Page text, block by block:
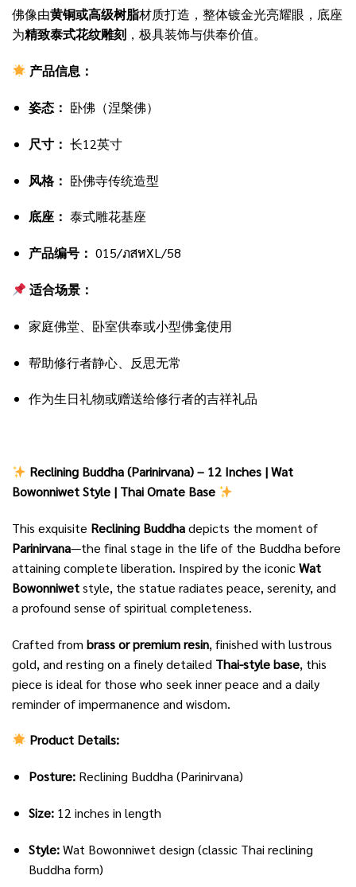
佛像由黄铜或高级树脂材质打造，整体镀金光亮耀眼，底座
为精致泰式花纹雕刻 ，极具装饰与供奉价值。
产品信息：
姿态： 卧佛（涅槃佛）
尺寸： 长12英寸
风格： 卧佛寺传统造型
底座： 泰式雕花基座
产品编号： 015/ภสหXL/58
适合场景：
家庭佛堂、卧室供奉或小型佛龛使用
帮助修行者静心、反思无常
作为生日礼物或赠送给修行者的吉祥礼品
Reclining Buddha (Parinirvana) – 12 Inches | Wat
Bowonniwet Style | Thai Ornate Base
This exquisite Reclining Buddhadepicts the moment of
Parinirvana—the final stage in the life of the Buddha before
attaining complete liberation. Inspired by the iconicWat
Bowonniwetstyle, the statue radiates peace, serenity, and
a profound sense of spiritual completeness.
Crafted from brass or premium resin, finished with lustrous
gold, and resting on a finely detailed Thai-style base, this
piece is ideal for those who seek inner peace and a daily
reminder of impermanence and wisdom.
Product Details:
Posture:Reclining Buddha (Parinirvana)
Size:12 inches in length
Style:Wat Bowonniwet design (classic Thai reclining
Buddha form)